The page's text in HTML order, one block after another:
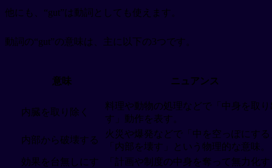
他にも、“gut”は動詞としても使えます。
動詞の“gut”の意味は、主に以下の3つです。
意味 ニュアンス
内臓を取り除く
料理や動物の処理などで「中身を取り
す」動作を表す。
内部から破壊する
火災や爆発などで「中を空っぽにする
「内部を壊す」という物理的な意味。
効果を台無しにす
「計画や制度の中身を奪って無力化す